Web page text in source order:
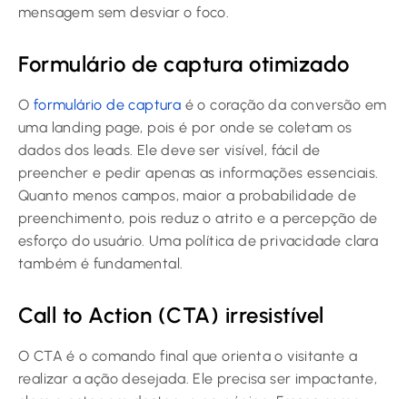
mensagem sem desviar o foco.
Formulário de captura otimizado
O formulário de captura é o coração da conversão em
uma landing page, pois é por onde se coletam os
dados dos leads. Ele deve ser visível, fácil de
preencher e pedir apenas as informações essenciais.
Quanto menos campos, maior a probabilidade de
preenchimento, pois reduz o atrito e a percepção de
esforço do usuário. Uma política de privacidade clara
também é fundamental.
Call to Action (CTA) irresistível
O CTA é o comando final que orienta o visitante a
realizar a ação desejada. Ele precisa ser impactante,